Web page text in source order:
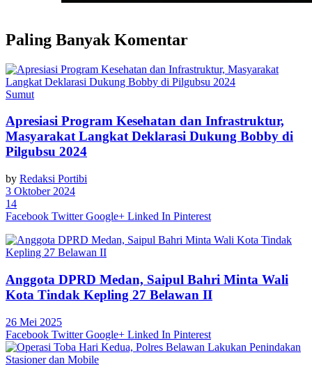
Paling Banyak Komentar
Sumut
Apresiasi Program Kesehatan dan Infrastruktur,
Masyarakat Langkat Deklarasi Dukung Bobby di
Pilgubsu 2024
by Redaksi Portibi
3 Oktober 2024
14
Facebook Twitter Google+ Linked In Pinterest
Anggota DPRD Medan, Saipul Bahri Minta Wali
Kota Tindak Kepling 27 Belawan II
26 Mei 2025
Facebook Twitter Google+ Linked In Pinterest